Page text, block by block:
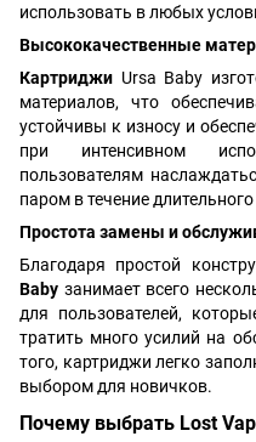
использовать в любых
Высококачественные
Картриджи Ursa Baby
материалов, что
устойчивы к износу и
при интенсивном
пользователям
паром в течение
Простота замены и
Благодаря простой
Baby занимает всего
для пользователей,
тратить много усилий на
того, картриджи легко
выбором для новичков.
Почему выбрать Lost